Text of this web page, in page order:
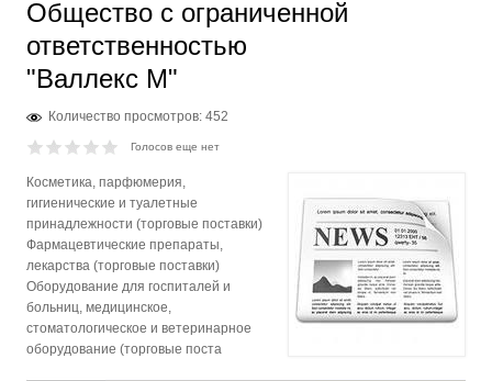
Общество с ограниченной
ответственностью
"Валлекс М"
Количество просмотров: 452
Голосов еще нет
Косметика, парфюмерия,
гигиенические и туалетные
принадлежности (торговые поставки)
Фармацевтические препараты,
лекарства (торговые поставки)
Оборудование для госпиталей и
больниц, медицинское,
стоматологическое и ветеринарное
оборудование (торговые поста